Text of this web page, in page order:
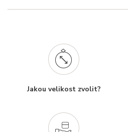
Jakou velikost zvolit?